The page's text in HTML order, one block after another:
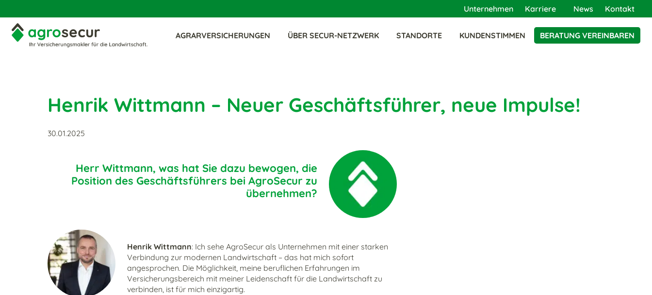
Unternehmen Karriere News Kontakt
AGRARVERSICHERUNGEN ÜBER SECUR-NETZWERK STANDORTE KUNDENSTIMMEN BERATUNG VEREINBAREN
Henrik Wittmann – Neuer Geschäftsführer, neue Impulse!
30.01.2025
Herr Wittmann, was hat Sie dazu bewogen, die
Position des Geschäftsführers bei AgroSecur zu
übernehmen?
Henrik Wittmann: Ich sehe AgroSecur als Unternehmen mit einer starken
Verbindung zur modernen Landwirtschaft – das hat mich sofort
angesprochen. Die Möglichkeit, meine beruflichen Erfahrungen im
Versicherungsbereich mit meiner Leidenschaft für die Landwirtschaft zu
verbinden, ist für mich einzigartig.